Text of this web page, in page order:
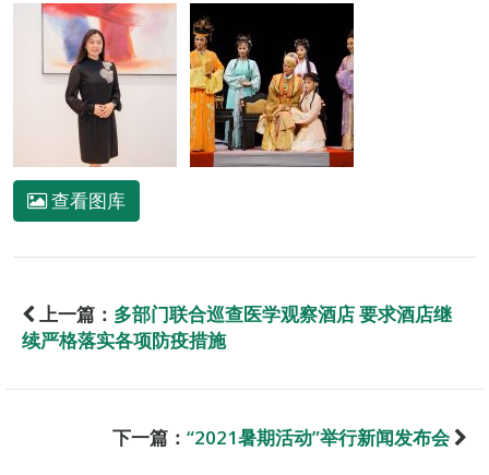
查看图库
上一篇： 多部门联合巡查医学观察酒店 要求酒店继
续严格落实各项防疫措施
下一篇： “2021暑期活动”举行新闻发布会